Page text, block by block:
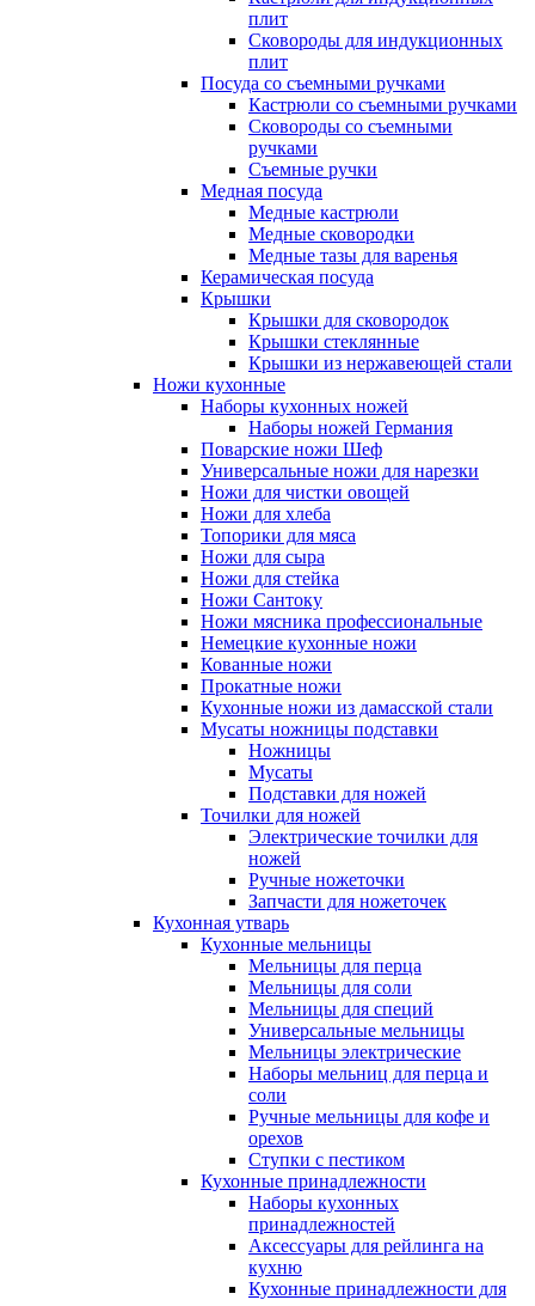
плит
Сковороды для индукционных
плит
Посуда со съемными ручками
Кастрюли со съемными ручками
Сковороды со съемными
ручками
Съемные ручки
Медная посуда
Медные кастрюли
Медные сковородки
Медные тазы для варенья
Керамическая посуда
Крышки
Крышки для сковородок
Крышки стеклянные
Крышки из нержавеющей стали
Ножи кухонные
Наборы кухонных ножей
Наборы ножей Германия
Поварские ножи Шеф
Универсальные ножи для нарезки
Ножи для чистки овощей
Ножи для хлеба
Топорики для мяса
Ножи для сыра
Ножи для стейка
Ножи Сантоку
Ножи мясника профессиональные
Немецкие кухонные ножи
Кованные ножи
Прокатные ножи
Кухонные ножи из дамасской стали
Мусаты ножницы подставки
Ножницы
Мусаты
Подставки для ножей
Точилки для ножей
Электрические точилки для
ножей
Ручные ножеточки
Запчасти для ножеточек
Кухонная утварь
Кухонные мельницы
Мельницы для перца
Мельницы для соли
Мельницы для специй
Универсальные мельницы
Мельницы электрические
Наборы мельниц для перца и
соли
Ручные мельницы для кофе и
орехов
Ступки с пестиком
Кухонные принадлежности
Наборы кухонных
принадлежностей
Аксессуары для рейлинга на
кухню
Кухонные принадлежности для